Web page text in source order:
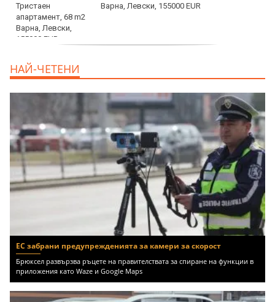
Варна, Левски, 155000 EUR
НАЙ-ЧЕТЕНИ
ЕС забрани предупрежденията за камери за скорост
Брюксел развързва ръцете на правителствата за спиране на функции в
приложения като Waze и Google Maps